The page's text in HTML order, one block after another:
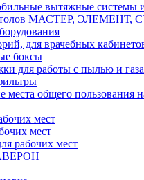
вытяжные системы и
МАСТЕР, ЭЛЕМЕНТ,
для врачебных
боксы
для работы с пылью и
общего пользования
мест
мест
рабочих мест